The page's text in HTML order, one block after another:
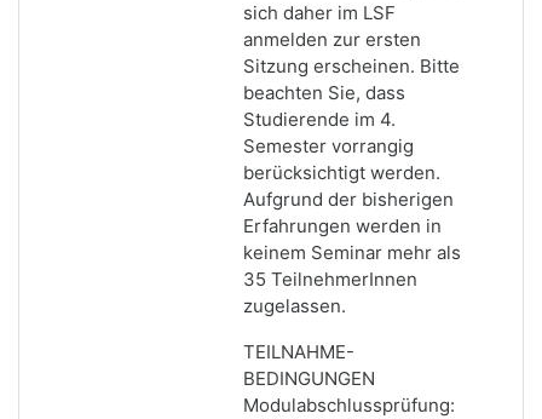
sich daher im LSF
anmelden zur ersten
Sitzung erscheinen. Bitte
beachten Sie, dass
Studierende im 4.
Semester vorrangig
berücksichtigt werden.
Aufgrund der bisherigen
Erfahrungen werden in
keinem Seminar mehr als
35 TeilnehmerInnen
zugelassen.
TEILNAHME-
BEDINGUNGEN
Modulabschlussprüfung: